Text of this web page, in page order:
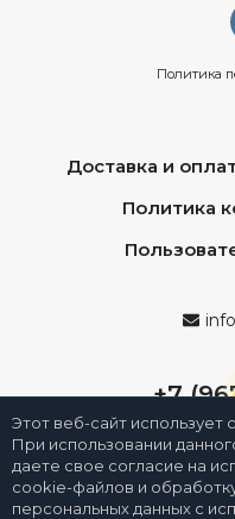
Политика
Доставка и
Политика
+7
Этот веб-сайт использует
При использовании
даете свое согласие на
cookie-файлов и
персональных данных с